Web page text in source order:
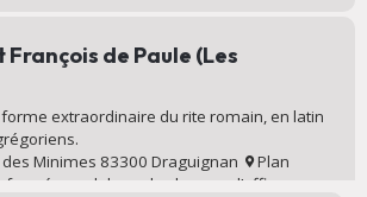
François de Paule (Les
extraordinaire du rite romain, en latin
des Minimes 83300 Draguignan
Plan
fermée en dehors des heures d’offices